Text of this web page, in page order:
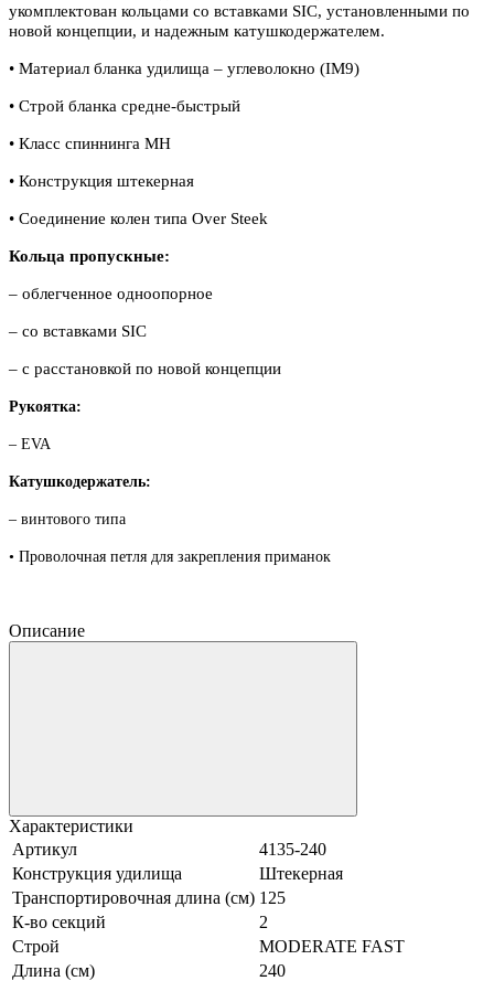
укомплектован кольцами со вставками SIC, установленными по
новой концепции, и надежным катушкодержателем.
• Материал бланка удилища – углеволокно (IM9)
• Строй бланка средне-быстрый
• Класс спиннинга MH
• Конструкция штекерная
• Соединение колен типа Over Steek
Кольца пропускные:
– облегченное одноопорное
– со вставками SIC
– с расстановкой по новой концепции
Рукоятка:
– EVA
Катушкодержатель:
– винтового типа
• Проволочная петля для закрепления приманок
Описание
Характеристики
Артикул
4135-240
Конструкция удилища
Штекерная
Транспортировочная длина (см) 125
К-во секций
2
Строй
MODERATE FAST
Длина (см)
240